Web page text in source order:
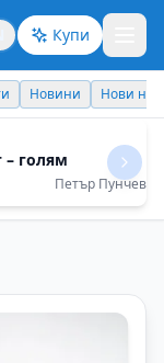
Купи
Днес празнува
много
Милена Виденова